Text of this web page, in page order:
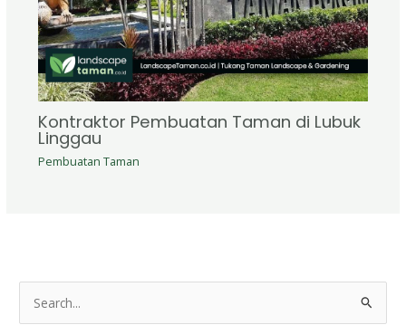
Kontraktor Pembuatan Taman di Lubuk
Linggau
Pembuatan Taman